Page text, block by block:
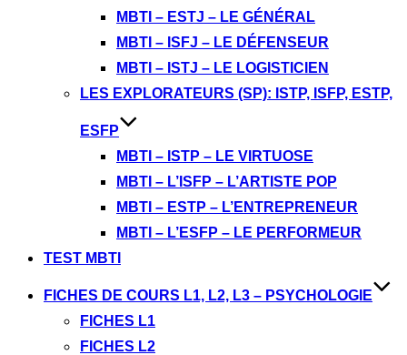
MBTI – ESTJ – LE GÉNÉRAL
MBTI – ISFJ – LE DÉFENSEUR
MBTI – ISTJ – LE LOGISTICIEN
LES EXPLORATEURS (SP): ISTP, ISFP, ESTP,
ESFP
MBTI – ISTP – LE VIRTUOSE
MBTI – L’ISFP – L’ARTISTE POP
MBTI – ESTP – L’ENTREPRENEUR
MBTI – L’ESFP – LE PERFORMEUR
TEST MBTI
FICHES DE COURS L1, L2, L3 – PSYCHOLOGIE
FICHES L1
FICHES L2